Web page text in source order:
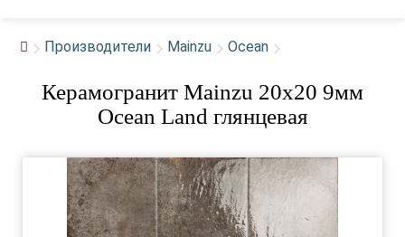
Производители Mainzu Ocean
Керамогранит Mainzu 20x20 9мм
Ocean Land глянцевая